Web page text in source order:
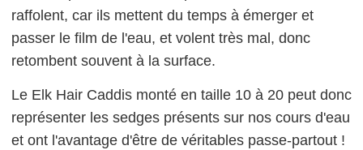
raffolent, car ils mettent du temps à émerger et
passer le film de l'eau, et volent très mal, donc
retombent souvent à la surface.
Le Elk Hair Caddis monté en taille 10 à 20 peut donc
représenter les sedges présents sur nos cours d'eau
et ont l'avantage d'être de véritables passe-partout !